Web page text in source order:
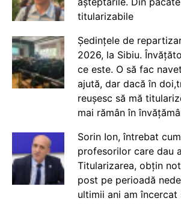
titularizabile
Ședințele de
2026, la Sibiu.
ce este. O să fac
ajută, dar dacă în
reușesc să mă
mai rămân în
Sorin Ion, întrebat
profesorilor care dau
Titularizarea, obțin
post pe perioadă
ultimii ani am încercat